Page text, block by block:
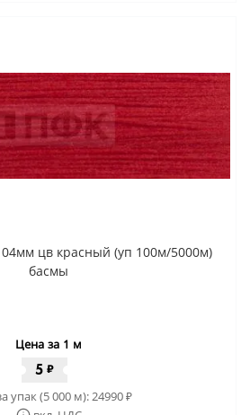
04мм цв красный (уп 100м/5000м)
басмы
Цена за 1 м
5 ₽
упак (5 000 м):24990₽